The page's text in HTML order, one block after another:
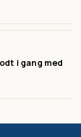
i gang med